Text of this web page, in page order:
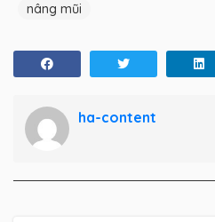
nâng mũi
ha-content